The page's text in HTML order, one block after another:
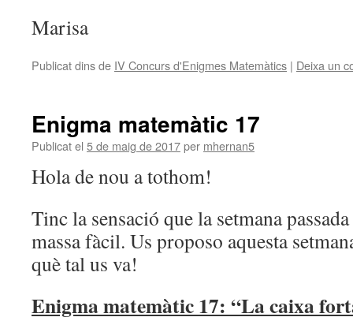
Marisa
Publicat dins de IV Concurs d'Enigmes Matemàtics | Deixa un
Enigma matemàtic 17
Publicat el 5 de maig de 2017per mhernan5
Hola de nou a tothom!
Tinc la sensació que la setmana
massa fàcil. Us proposo aquesta
què tal us va!
Enigma matemàtic 17: “La caixa